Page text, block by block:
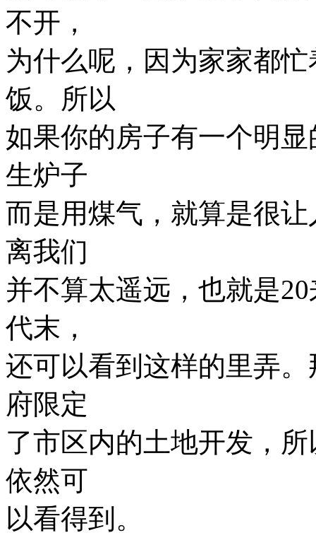
不开，
为什么呢，因为家家都
饭。所以
如果你的房子有一个明
生炉子
而是用煤气，就算是很
离我们
并不算太遥远，也就是
代末，
还可以看到这样的里弄
府限定
了市区内的土地开发，
依然可
以看得到。